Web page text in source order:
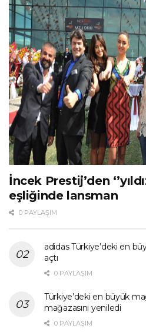
İncek Prestij’den
eşliğinde lansman
0 PAYLAŞIM
adidas Türkiye’deki en
açtı
0 PAYLAŞIM
Türkiye’deki en büyük
mağazasını yeniledi
0 PAYLAŞIM